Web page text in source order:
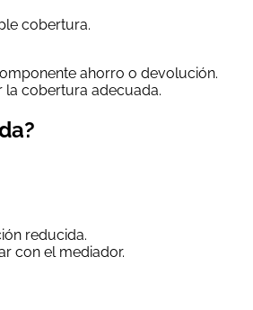
cobertura.
ahorro o devolución.
la cobertura adecuada.
reducida.
con el mediador.